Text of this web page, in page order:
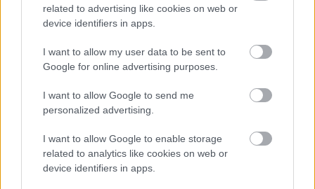
related to advertising like cookies on web or
device identifiers in apps.
I want to allow my user data to be sent to
Google for online advertising purposes.
I want to allow Google to send me
personalized advertising.
I want to allow Google to enable storage
related to analytics like cookies on web or
device identifiers in apps.
A csatorna végül 2016 áprilisának végén
hivatalosan, hogy május 2-ától Marsi Anikó és
Gönczi Gábor lesz a Tények új műsorvezető párosa.
Az akkori hírek szerint a TV2 azért döntött mellettük,
ismeretségük okán, illetve a Tényekben egyre
nagyobb hangsúlyt kapó bulváros és magazinos
Elindult a Romance TV